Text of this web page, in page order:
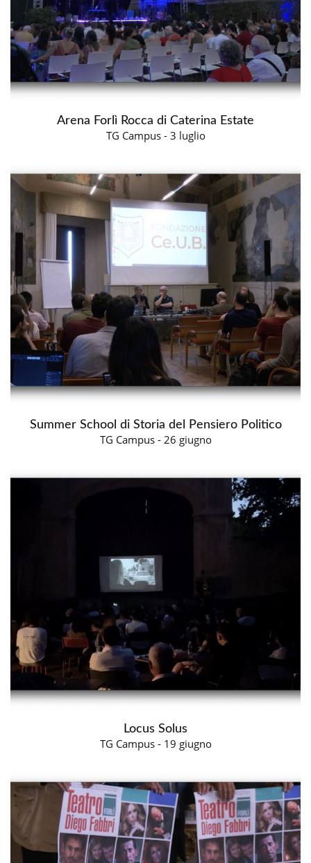
Arena Forlì Rocca di Caterina Estate
TG Campus - 3 luglio
Summer School di Storia del Pensiero Politico
TG Campus - 26 giugno
Locus Solus
TG Campus - 19 giugno